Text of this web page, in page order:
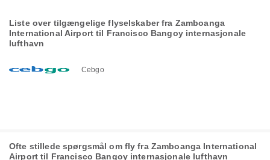
Liste over tilgængelige flyselskaber fra Zamboanga
International Airport til Francisco Bangoy internasjonale
lufthavn
Cebgo
Ofte stillede spørgsmål om fly fra Zamboanga International
Airport til Francisco Bangoy internasjonale lufthavn